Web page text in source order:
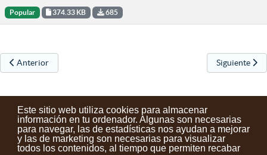
Este sitio web utiliza cookies para almacenar
información en tu ordenador. Algunas son necesarias
para navegar, las de estadísticas nos ayudan a mejorar
y las de marketing son necesarias para visualizar
todos los contenidos, al tiempo que permiten recabar
Popular 374.33 KB 685
Artículo anterior: Kaixo 2012-116
Anterior Artículo
Siguiente
Contactos Condiciones de uso Aviso legal Noticias